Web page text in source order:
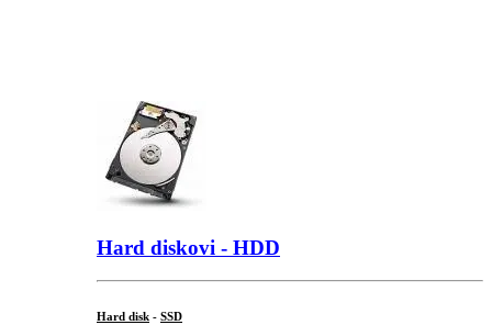
Hard diskovi - HDD
Hard disk - SSD